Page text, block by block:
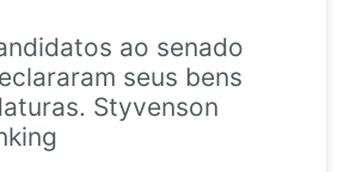
ao senado
seus bens
Styvenson